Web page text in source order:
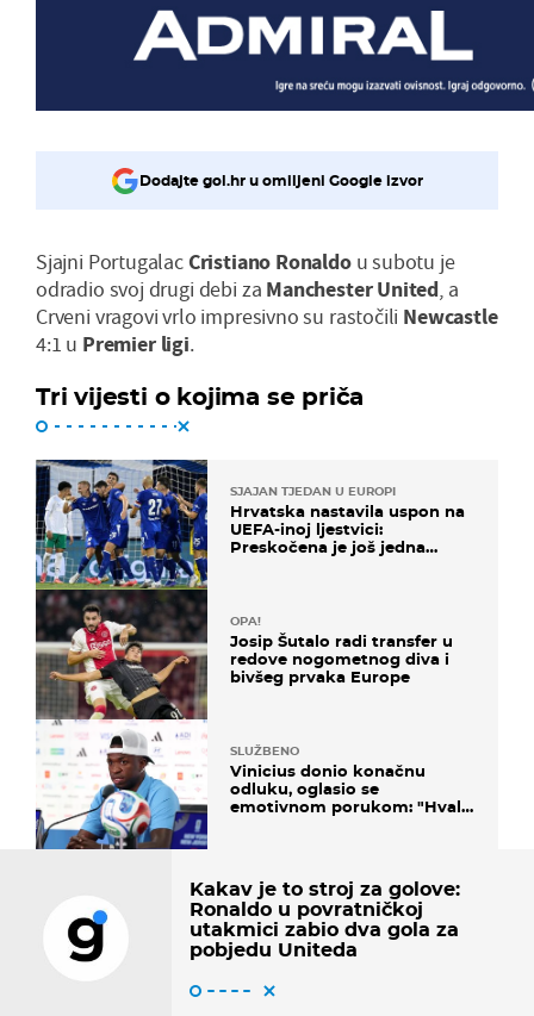
Dodajte gol.hr u omiljeni Google izvor
Sjajni PortugalacCristiano Ronaldou subotu je
odradio svoj drugi debi za Manchester United, a
Crveni vragovi vrlo impresivno su rastočili Newcastle
4:1 u Premier ligi.
Tri vijesti o kojima se priča
SJAJAN TJEDAN U EUROPI
Hrvatska nastavila uspon na
UEFA-inoj ljestvici:
Preskočena je još jedna
OPA!
Josip Šutalo radi transfer u
redove nogometnog diva i
bivšeg prvaka Europe
SLUŽBENO
Vinicius donio konačnu
odluku, oglasio se
emotivnom porukom: "Hvala
Kakav je to stroj za golove:
Ronaldo u povratničkoj
utakmici zabio dva gola za
pobjedu Uniteda